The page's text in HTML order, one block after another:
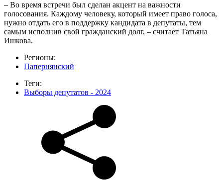
– Во время встречи был сделан акцент на важности
голосования. Каждому человеку, который имеет право голоса,
нужно отдать его в поддержку кандидата в депутаты, тем
самым исполнив свой гражданский долг, – считает Татьяна
Ишкова.
Регионы:
Папернянский
Теги:
Выборы депутатов - 2024